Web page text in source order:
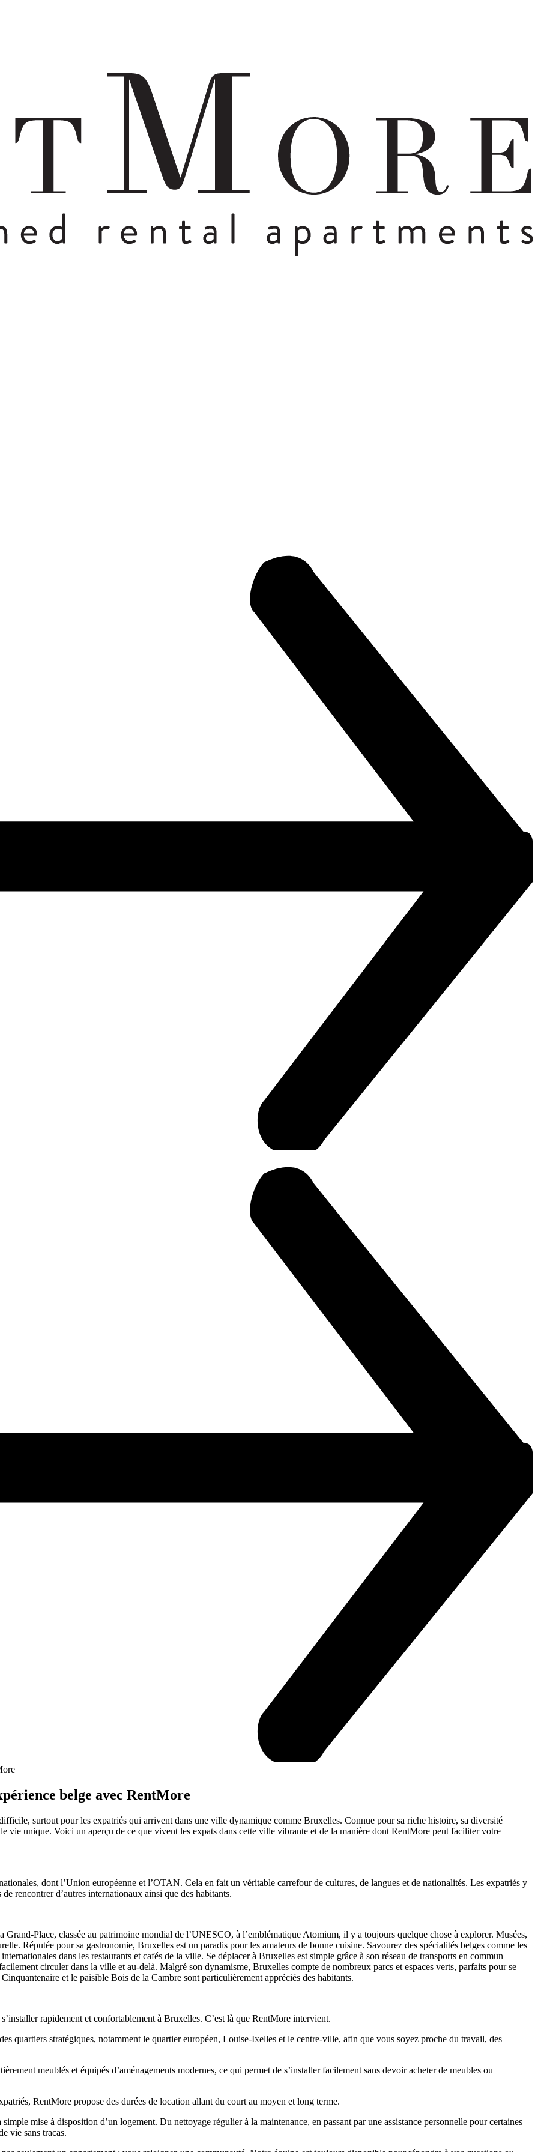
belge avec RentMore
surtout pour les expatriés qui arrivent dans une ville dynamique comme Bruxelles. Connue pour sa riche histoire, sa diversité
vie unique. Voici un aperçu de ce que vivent les expats dans cette ville vibrante et de la manière dont RentMore peut faciliter votre
dont l’Union européenne et l’OTAN. Cela en fait un véritable carrefour de cultures, de langues et de nationalités. Les expatriés y
rencontrer d’autres internationaux ainsi que des habitants.
Place, classée au patrimoine mondial de l’UNESCO, à l’emblématique Atomium, il y a toujours quelque chose à explorer. Musées,
Réputée pour sa gastronomie, Bruxelles est un paradis pour les amateurs de bonne cuisine. Savourez des spécialités belges comme les
dans les restaurants et cafés de la ville. Se déplacer à Bruxelles est simple grâce à son réseau de transports en commun
circuler dans la ville et au‑delà. Malgré son dynamisme, Bruxelles compte de nombreux parcs et espaces verts, parfaits pour se
et le paisible Bois de la Cambre sont particulièrement appréciés des habitants.
rapidement et confortablement à Bruxelles. C’est là que RentMore intervient.
quartiers stratégiques, notamment le quartier européen, Louise‑Ixelles et le centre‑ville, afin que vous soyez proche du travail, des
meublés et équipés d’aménagements modernes, ce qui permet de s’installer facilement sans devoir acheter de meubles ou
RentMore propose des durées de location allant du court au moyen et long terme.
mise à disposition d’un logement. Du nettoyage régulier à la maintenance, en passant par une assistance personnelle pour certaines
vie sans tracas.